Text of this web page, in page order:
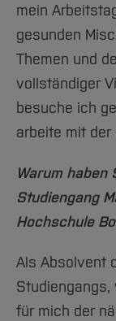
mein
gesunden
Themen und
vollständiger
besuche ich
arbeite mit der
Warum haben
Studiengang
Hochschule
Als Absolvent
für mich der